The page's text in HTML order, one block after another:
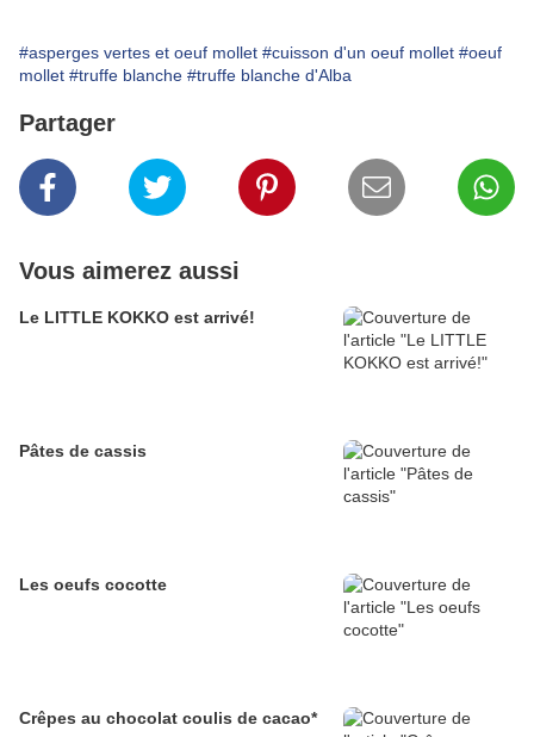
#asperges vertes et oeuf mollet #cuisson d'un oeuf mollet #oeuf
mollet #truffe blanche #truffe blanche d'Alba
Partager
Vous aimerez aussi
Le LITTLE KOKKO est arrivé!
Pâtes de cassis
Les oeufs cocotte
Crêpes au chocolat coulis de cacao*